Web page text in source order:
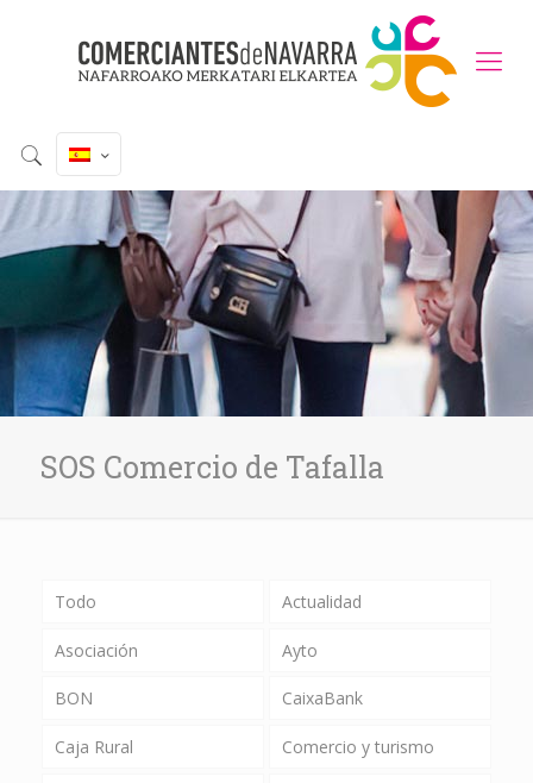
SOS Comercio de Tafalla
Todo Actualidad
Asociación Ayto
BON CaixaBank
Caja Rural Comercio y turismo